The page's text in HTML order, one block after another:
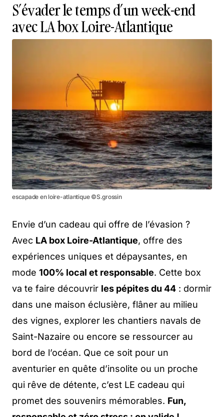
S’évader le temps d’un week-end
avec LA box Loire-Atlantique
escapade en loire-atlantique ©S.grossin
Envie d’un cadeau qui offre de l’évasion ?
Avec LA box Loire-Atlantique, offre des
expériences uniques et dépaysantes, en
mode 100% local et responsable. Cette box
va te faire découvrir les pépites du 44 : dormir
dans une maison éclusière, flâner au milieu
des vignes, explorer les chantiers navals de
Saint-Nazaire ou encore se ressourcer au
bord de l’océan. Que ce soit pour un
aventurier en quête d’insolite ou un proche
qui rêve de détente, c’est LE cadeau qui
promet des souvenirs mémorables. Fun,